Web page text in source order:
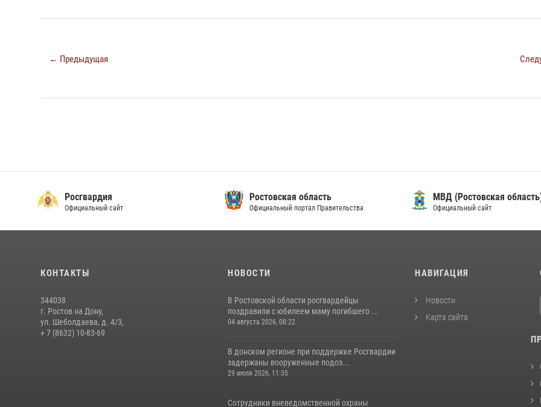
← Предыдущая
Росгвардия
Официальный сайт
Ростовская область
Официальный портал Правительства
МВД (Ростовская
Официальный сайт
КОНТАКТЫ
344038
г. Ростов на Дону,
ул. Шеболдаева, д. 4/3,
+ 7 (8632) 10-83-69
НОВОСТИ
В Ростовской области росгвардейцы
поздравили с юбилеем маму погибшего ...
04 августа 2026, 08:22
В донском регионе при поддержке Росгвардии
задержаны вооруженные подоз...
29 июля 2026, 11:35
Сотрудники вневедомственной охраны
НАВИГАЦИЯ
Новости
Карта сайта